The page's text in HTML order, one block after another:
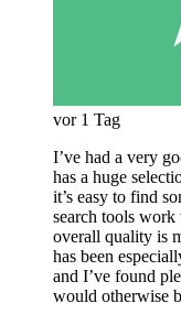
vor 1 Tag
I’ve had a very
has a huge
it’s easy to find
search tools
overall quality is
has been
and I’ve found
would otherwise